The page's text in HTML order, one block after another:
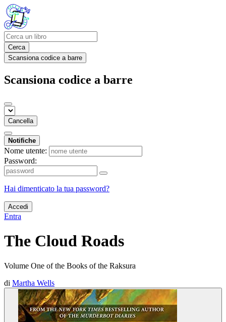
Cerca
Scansiona codice a barre
Scansiona codice a barre
Cancella
Notifiche
Nome utente:
Password:
Hai dimenticato la tua password?
Accedi
Entra
The Cloud Roads
Volume One of the Books of the Raksura
di Martha Wells